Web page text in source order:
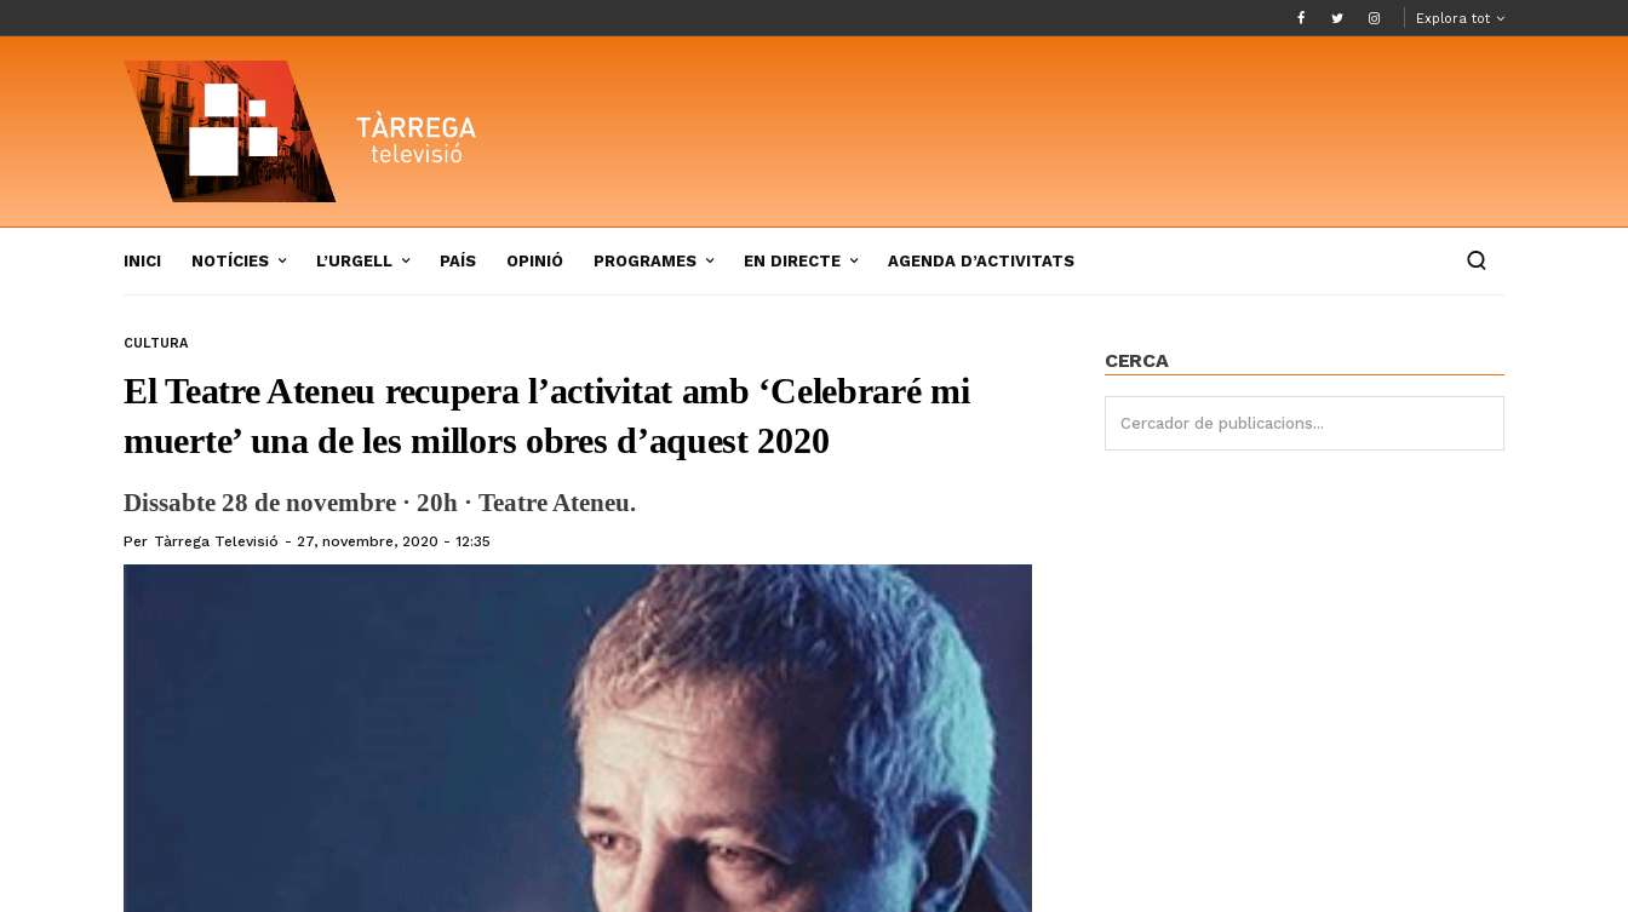
Explora tot
INICI NOTÍCIES L’URGELL PAÍS OPINIÓ PROGRAMES EN DIRECTE AGENDA D’ACTIVITATS
CULTURA
El Teatre Ateneu recupera l’activitat amb ‘Celebraré mi
muerte’ una de les millors obres d’aquest 2020
Dissabte 28 de novembre · 20h · Teatre Ateneu.
Per Tàrrega Televisió 27, novembre, 2020 - 12:35
CERCA